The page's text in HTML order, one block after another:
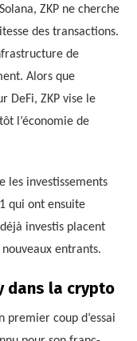
ZKP ne cherche
des transactions.
de
Alors que
DeFi, ZKP vise le
l’économie de
les investissements
qui ont ensuite
investis placent
entrants.
dans la crypto
premier coup d’essai